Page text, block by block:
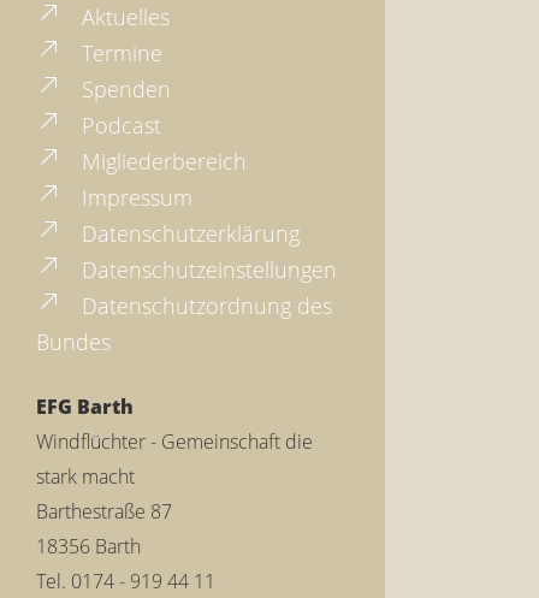
Aktuelles
Termine
Spenden
Podcast
Migliederbereich
Impressum
Datenschutzerklärung
Datenschutzeinstellungen
Datenschutzordnung des
Bundes
EFG Barth
Windflüchter - Gemeinschaft die
stark macht
Barthestraße 87
18356 Barth
Tel. 0174 - 919 44 11